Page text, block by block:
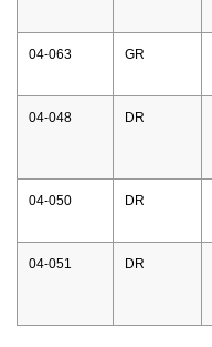
04-063 GR
04-048 DR
04-050 DR
04-051 DR